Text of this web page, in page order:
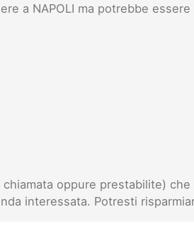
a NAPOLI ma potrebbe
chiamata oppure prestabilite)
interessata. Potresti